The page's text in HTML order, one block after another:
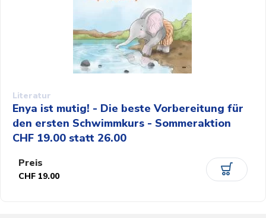
Literatur
Enya ist mutig! - Die beste Vorbereitung für
den ersten Schwimmkurs - Sommeraktion
CHF 19.00 statt 26.00
Preis
CHF 19.00